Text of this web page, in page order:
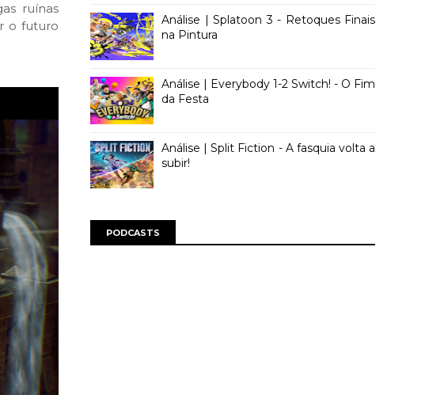
ruínas
o futuro
Análise | Splatoon 3 - Retoques Finais
na Pintura
Análise | Everybody 1-2 Switch! - O Fim
da Festa
Análise | Split Fiction - A fasquia volta a
subir!
PODCASTS